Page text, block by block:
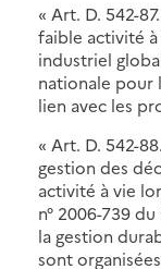
« Art. D. 542-
faible activité
industriel
nationale pour
lien avec les
« Art. D. 542-
gestion des
activité à vie
n° 2006-739
la gestion
sont